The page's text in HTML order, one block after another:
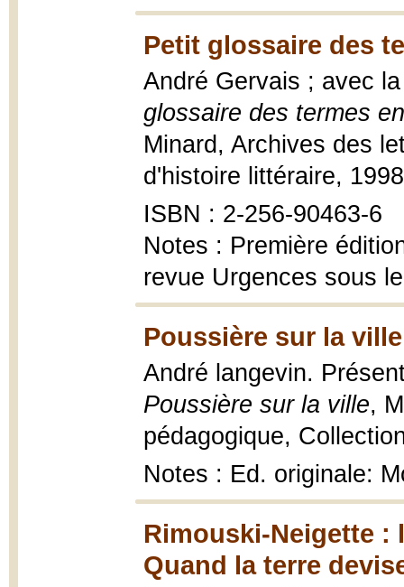
Petit glossaire des
André Gervais ; avec
glossaire des termes
Minard, Archives des
d'histoire littéraire,
ISBN : 2-256-90463-6
Notes : Première
revue Urgences sous
Poussière sur la
André langevin.
Poussière sur la ville,
pédagogique,
Notes : Ed. originale:
Rimouski-Neigette :
Quand la terre